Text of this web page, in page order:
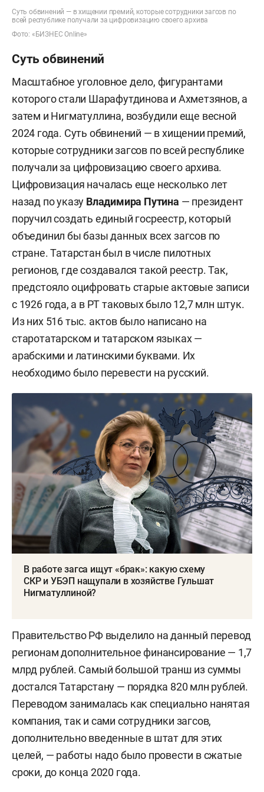
Суть обвинений — в хищении премий, которые сотрудники загсов по
всей республике получали за цифровизацию своего архива
Фото: «БИЗНЕС Online»
Суть обвинений
Масштабное уголовное дело, фигурантами
которого стали Шарафутдинова и Ахметзянов, а
затем и Нигматуллина, возбудили еще весной
2024 года. Суть обвинений — в хищении премий,
которые сотрудники загсов по всей республике
получали за цифровизацию своего архива.
Цифровизация началась еще несколько лет
назад по указу Владимира Путина — президент
поручил создать единый госреестр, который
объединил бы базы данных всех загсов по
стране. Татарстан был в числе пилотных
регионов, где создавался такой реестр. Так,
предстояло оцифровать старые актовые записи
с 1926 года, а в РТ таковых было 12,7 млн штук.
Из них 516 тыс. актов было написано на
старотатарском и татарском языках —
арабскими и латинскими буквами. Их
необходимо было перевести на русский.
В работе загса ищут «брак»: какую схему
СКР и УБЭП нащупали в хозяйстве Гульшат
Нигматуллиной?
Правительство РФ выделило на данный перевод
регионам дополнительное финансирование — 1,7
млрд рублей. Самый большой транш из суммы
достался Татарстану — порядка 820 млн рублей.
Переводом занималась как специально нанятая
компания, так и сами сотрудники загсов,
дополнительно введенные в штат для этих
целей, — работы надо было провести в сжатые
сроки, до конца 2020 года.